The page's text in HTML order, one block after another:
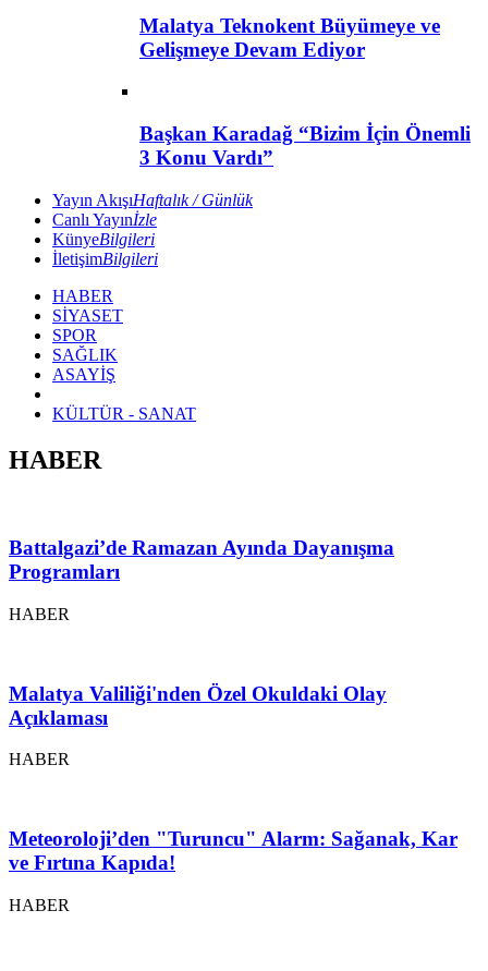
Malatya Teknokent Büyümeye ve
Gelişmeye Devam Ediyor
Başkan Karadağ “Bizim İçin Önemli
3 Konu Vardı”
Yayın AkışıHaftalık / Günlük
Canlı Yayınİzle
KünyeBilgileri
İletişimBilgileri
HABER
SİYASET
SPOR
SAĞLIK
ASAYİŞ
KÜLTÜR - SANAT
HABER
Battalgazi’de Ramazan Ayında Dayanışma
Programları
HABER
Malatya Valiliği'nden Özel Okuldaki Olay
Açıklaması
HABER
Meteoroloji’den "Turuncu" Alarm: Sağanak, Kar
ve Fırtına Kapıda!
HABER